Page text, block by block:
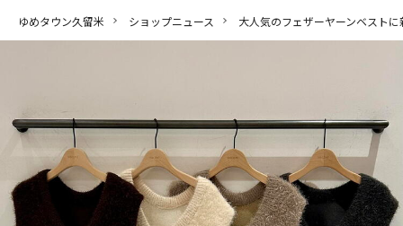
ゆめタウン久留米 ショップニュース 大人気のフェザーヤーンベストに